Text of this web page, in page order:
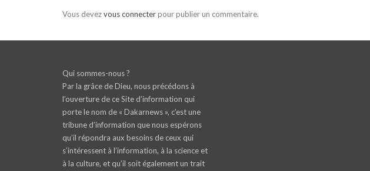
Vous devezvous connecterpour publier un commentaire.
Qui sommes-nous ?
Par la grâce de Dieu, nous précédons à
l’ouverture de ce Site d’information qui
porte le nom de « Dakarnews », c’est une
tribune d’information que nous espérons
qu’il répondra aux besoins de ceux qui
s’intéressent à l’information, à la science et
à la culture, et qu’il soit également un trait